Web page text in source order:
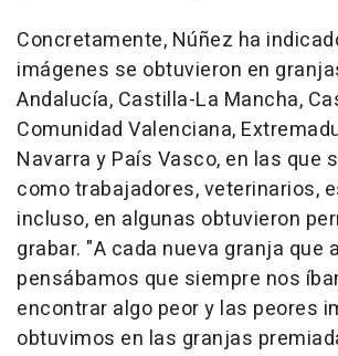
Concretamente, Núñez ha
imágenes se obtuvieron en
Andalucía, Castilla-La Mancha,
Comunidad Valenciana,
Navarra y País Vasco, en las que
como trabajadores, veterinarios,
incluso, en algunas obtuvieron
grabar. "A cada nueva granja que
pensábamos que siempre nos
encontrar algo peor y las peores
obtuvimos en las granjas